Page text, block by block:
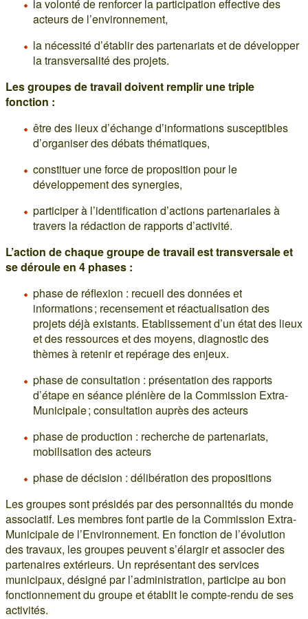
la volonté de renforcer la participation effective des
acteurs de l’environnement,
la nécessité d’établir des partenariats et de développer
la transversalité des projets.
Les groupes de travail doivent remplir une triple
fonction :
être des lieux d’échange d’informations susceptibles
d’organiser des débats thématiques,
constituer une force de proposition pour le
développement des synergies,
participer à l’identification d’actions partenariales à
travers la rédaction de rapports d’activité.
L’action de chaque groupe de travail est transversale et
se déroule en 4 phases :
phase de réflexion : recueil des données et
informations ; recensement et réactualisation des
projets déjà existants. Etablissement d’un état des lieux
et des ressources et des moyens, diagnostic des
thèmes à retenir et repérage des enjeux.
phase de consultation : présentation des rapports
d’étape en séance plénière de la Commission Extra-
Municipale ; consultation auprès des acteurs
phase de production : recherche de partenariats,
mobilisation des acteurs
phase de décision : délibération des propositions
Les groupes sont présidés par des personnalités du monde
associatif. Les membres font partie de la Commission Extra-
Municipale de l’Environnement. En fonction de l’évolution
des travaux, les groupes peuvent s’élargir et associer des
partenaires extérieurs. Un représentant des services
municipaux, désigné par l’administration, participe au bon
fonctionnement du groupe et établit le compte-rendu de ses
activités.